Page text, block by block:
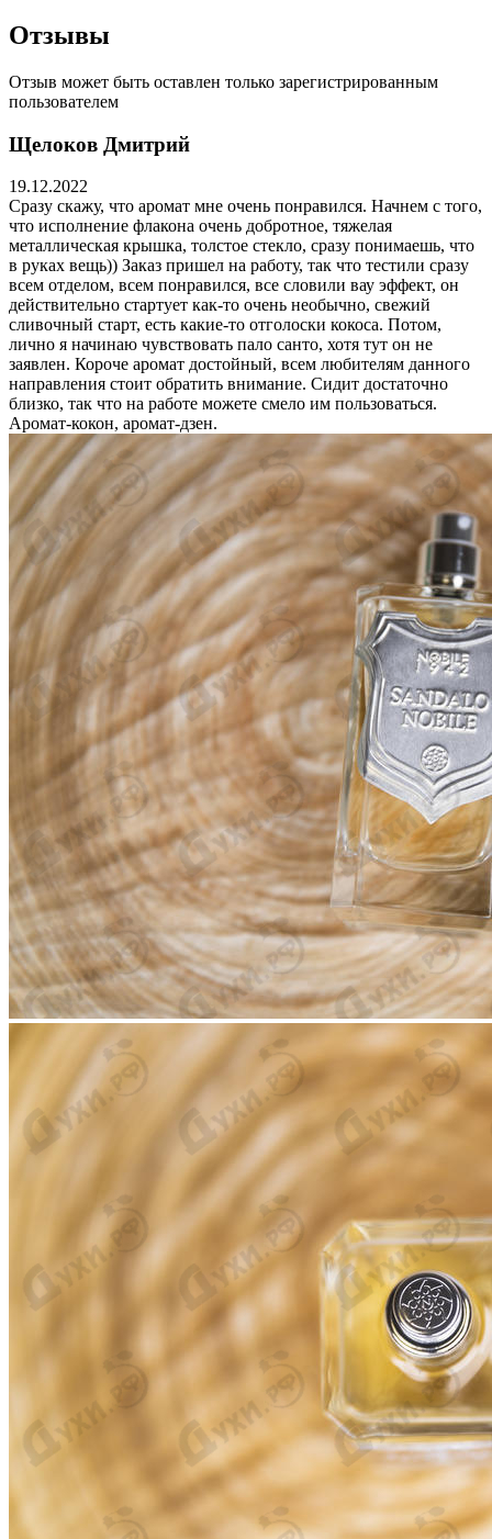
Отзывы
Отзыв может быть оставлен только зарегистрированным
пользователем
Щелоков Дмитрий
19.12.2022
Сразу скажу, что аромат мне очень понравился. Начнем с того,
что исполнение флакона очень добротное, тяжелая
металлическая крышка, толстое стекло, сразу понимаешь, что
в руках вещь)) Заказ пришел на работу, так что тестили сразу
всем отделом, всем понравился, все словили вау эффект, он
действительно стартует как-то очень необычно, свежий
сливочный старт, есть какие-то отголоски кокоса. Потом,
лично я начинаю чувствовать пало санто, хотя тут он не
заявлен. Короче аромат достойный, всем любителям данного
направления стоит обратить внимание. Сидит достаточно
близко, так что на работе можете смело им пользоваться.
Аромат-кокон, аромат-дзен.